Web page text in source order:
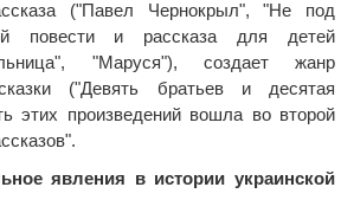
("Павел Чернокрыл", "Не под
повести и рассказа для детей
"Маруся"), создает жанр
("Девять братьев и десятая
этих произведений вошла во второй
явления в истории украинской